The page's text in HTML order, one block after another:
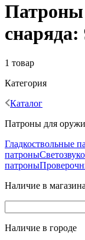
Патроны
снаряда:
1 товар
Категория
Каталог
Патроны для
Гладкоствольные
патроны
патроны
Наличие в
Наличие в городе